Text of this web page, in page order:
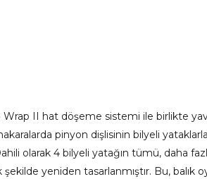
II hat döşeme sistemi ile birlikte
pinyon dişlisinin bilyeli
olarak 4 bilyeli yatağın tümü, daha
yeniden tasarlanmıştır. Bu, balık